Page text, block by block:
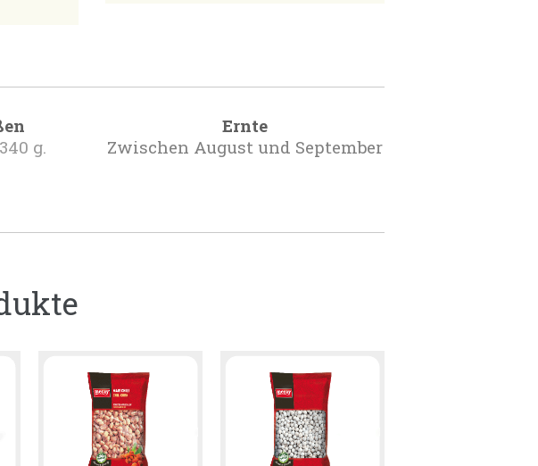
g.
Ernte
Zwischen August und September